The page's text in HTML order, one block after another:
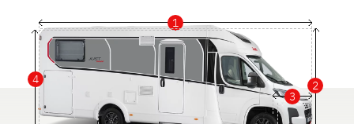
1
2
3
4